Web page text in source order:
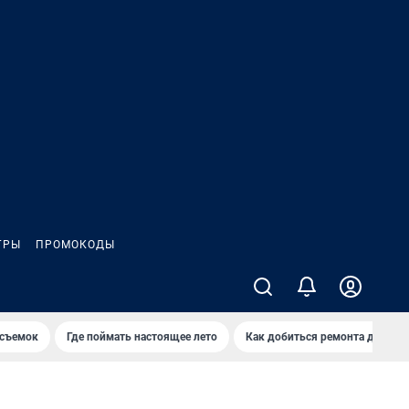
ПРОМОКОДЫ
Где поймать настоящее лето Как добиться ремонта двора